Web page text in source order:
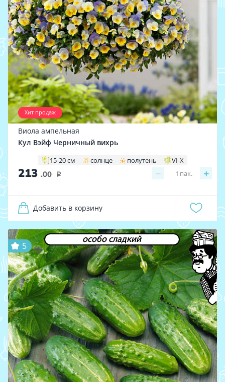
Хит продаж
Виола ампельная
Кул Вэйф Черничный вихрь
15-20 см солнце полутень VI-X
213 .00 i − +
1 пак.
Добавить в корзину
особо сладкий
5